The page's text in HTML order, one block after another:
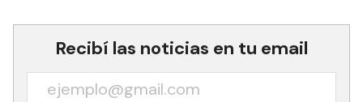
Recibí las noticias en tu email